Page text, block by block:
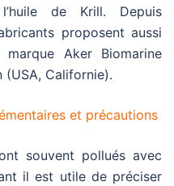
de Krill. Depuis
proposent aussi
Aker Biomarine
Californie).
et précautions
souvent pollués avec
il est utile de préciser